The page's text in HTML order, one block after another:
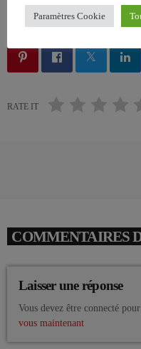
ÉCRIT PAR:JEAN-CLAUDE
RATE IT
COMMENTAIRES
Laisser une réponse
Vous devez être connecté
vous maintenant
Paramètres Cookie